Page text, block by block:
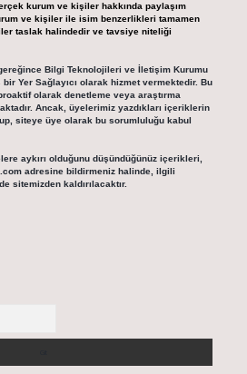
kurum ve kişiler hakkında paylaşım
ve kişiler ile isim benzerlikleri tamamen
taslak halindedir ve tavsiye niteliği
Bilgi Teknolojileri ve İletişim Kurumu
bir Yer Sağlayıcı olarak hizmet vermektedir. Bu
olarak denetleme veya araştırma
Ancak, üyelerimiz yazdıkları içeriklerin
siteye üye olarak bu sorumluluğu kabul
aykırı olduğunu düşündüğünüz içerikleri,
adresine bildirmeniz halinde, ilgili
sitemizden kaldırılacaktır.